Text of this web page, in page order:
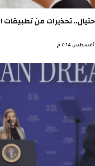
تحذيرات من تطبيقات